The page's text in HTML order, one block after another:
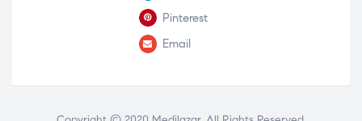
Pinterest
Email